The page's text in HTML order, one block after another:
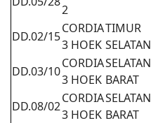
2
DD.02/15
CORDIA
3 HOEK
TIMUR
SELATAN
DD.03/10
CORDIA
3 HOEK
SELATAN
BARAT
DD.08/02
CORDIA
3 HOEK
SELATAN
BARAT